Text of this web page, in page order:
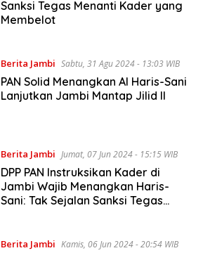
Sanksi Tegas Menanti Kader yang
Membelot
Berita Jambi Sabtu, 31 Agu 2024 - 13:03 WIB
PAN Solid Menangkan Al Haris-Sani
Lanjutkan Jambi Mantap Jilid II
Berita Jambi Jumat, 07 Jun 2024 - 15:15 WIB
DPP PAN Instruksikan Kader di
Jambi Wajib Menangkan Haris-
Sani: Tak Sejalan Sanksi Tegas
Berita Jambi Kamis, 06 Jun 2024 - 20:54 WIB